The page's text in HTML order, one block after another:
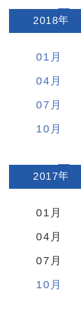
2018:
01
04
07
10
2017:
01
04
07
10